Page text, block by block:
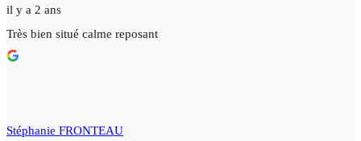
il y a 2 ans
Très bien situé calme reposant
Stéphanie FRONTEAU